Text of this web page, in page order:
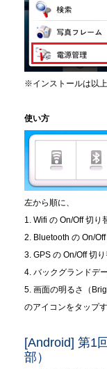
※インストールは以
使い方
左から順に、
1. Wifi の On/Off 切り
2. Bluetooth の On/Off
3. GPS の On/Off 切り
4. バックグランドデ
5. 画面の明るさ（
のアイコンをタップ
[Android] 第1
部）